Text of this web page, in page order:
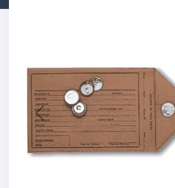
Previous